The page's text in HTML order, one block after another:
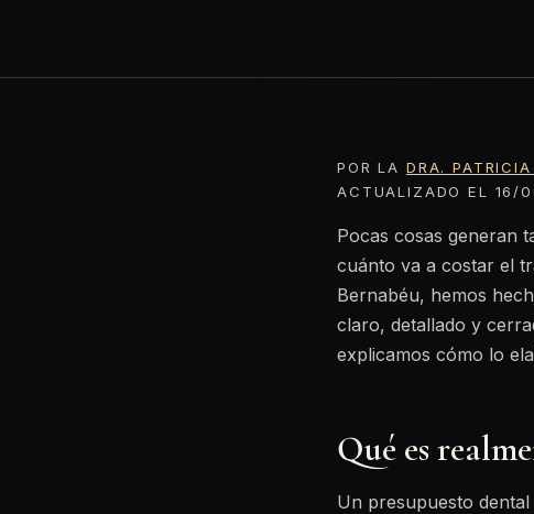
POR LA DRA.
ACTUALIZADO EL 16/
Pocas cosas generan
cuánto va a costar el
Bernabéu, hemos
claro, detallado y
explicamos cómo lo
Qué es
Un presupuesto